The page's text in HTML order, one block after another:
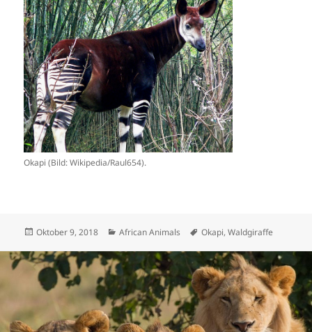
Okapi (Bild: Wikipedia/Raul654).
Veröffentlicht
Oktober 9, 2018 Kategorien
African Animals Schlagwörter
Okapi,Waldgiraffe